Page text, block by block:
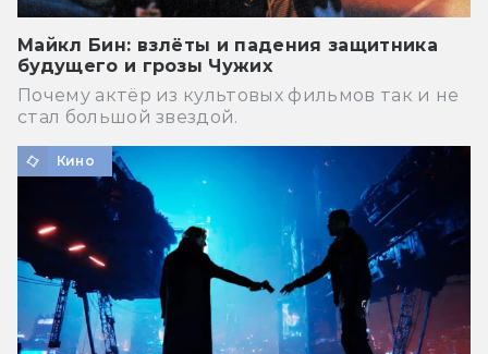
Майкл Бин: взлёты и падения защитника
будущего и грозы Чужих
Почему актёр из культовых фильмов так и не
стал большой звездой.
Кино